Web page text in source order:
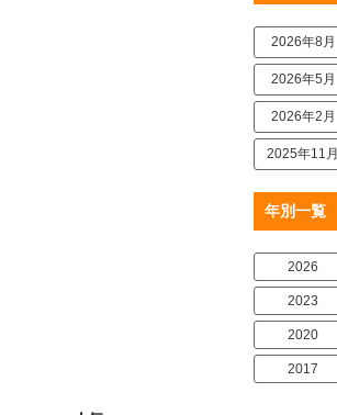
2026年8月
2026年5月
2026年2月
2025年11月
年別一覧
2026
2023
2020
2017